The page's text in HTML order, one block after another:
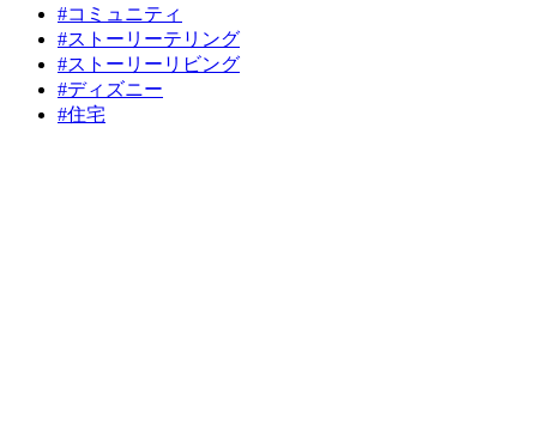
#コミュニティ
#ストーリーテリング
#ストーリーリビング
#ディズニー
#住宅